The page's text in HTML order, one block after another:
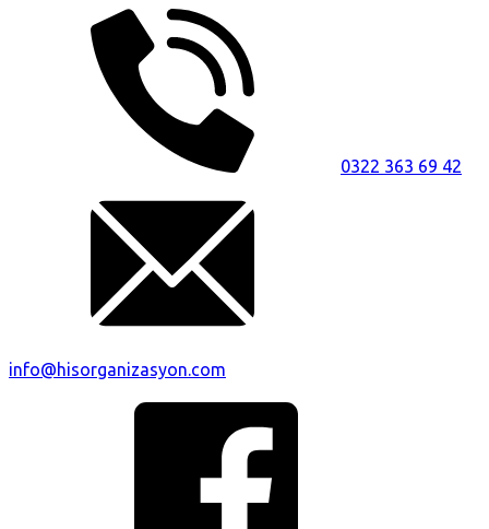
0322 363 69 42
info@hisorganizasyon.com